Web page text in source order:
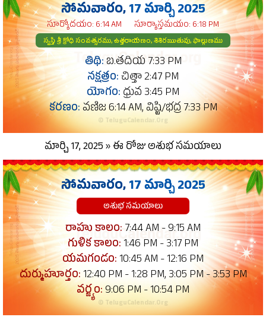
సోమవారం,17 మార్చి 2025
సూర్యోదయం: 6:14 AM సూర్యాస్తమయం: 6:18 PM
స్వస్తి శ్రీ క్రోధి సంవత్సరము, ఉత్తరాయణం, శిశిరఋతువు, ఫాల్గుణము
తిథి: బ.తదియ 7:33 PM
నక్షత్రం:చిత్తా 2:47 PM
యోగం: ధ్రువ 3:45 PM
కరణం:వణిజ 6:14 AM, విష్టి/భద్ర 7:33 PM
© TeluguCalendar.Org
మార్చి 17, 2025 » ఈ రోజు అశుభ సమయాలు
సోమవారం,17 మార్చి 2025
అశుభ సమయాలు
రాహు కాలం: 7:44 AM - 9:15 AM
గుళిక కాలం:1:46 PM - 3:17 PM
యమగండం:10:45 AM - 12:16 PM
దుర్ముహూర్తం:12:40 PM - 1:28 PM, 3:05 PM - 3:53 PM
వర్జ్యం:9:06 PM - 10:54 PM
© TeluguCalendar.Org